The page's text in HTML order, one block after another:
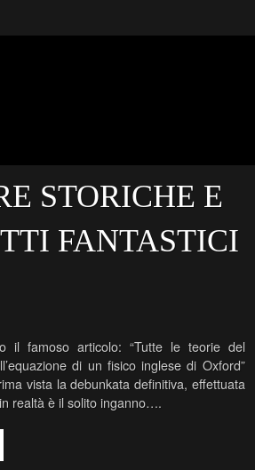
STORICHE E
FANTASTICI
il famoso articolo: “Tutte le teorie del
di un fisico inglese di Oxford”
vista la debunkata definitiva, effettuata
realtà è il solito inganno….